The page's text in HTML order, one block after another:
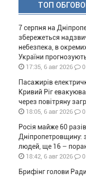
ТОП
7 серпня на
збережеться
небезпека, в
України
17:35, 6 авг 2026 0
Пасажирів
Кривий Ріг
через повітряну
18:05, 6 авг 2026 0
Росія майже 60
Дніпропетровщину:
людей, ще 16 –
18:42, 6 авг 2026 0
Брифінг голови